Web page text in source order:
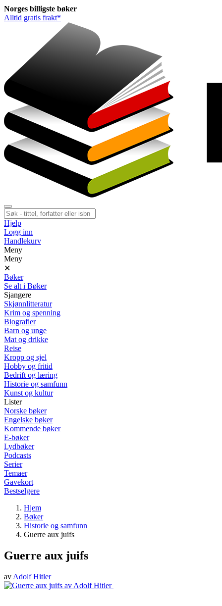
Norges billigste bøker
Alltid gratis frakt*
Hjelp
Logg inn
Handlekurv
Meny
Meny
✕
Bøker
Se alt i Bøker
Sjangere
Skjønnlitteratur
Krim og spenning
Biografier
Barn og unge
Mat og drikke
Reise
Kropp og sjel
Hobby og fritid
Bedrift og læring
Historie og samfunn
Kunst og kultur
Lister
Norske bøker
Engelske bøker
Kommende bøker
E-bøker
Lydbøker
Podcasts
Serier
Temaer
Gavekort
Bestselgere
Hjem
Bøker
Historie og samfunn
Guerre aux juifs
Guerre aux juifs
av Adolf Hitler